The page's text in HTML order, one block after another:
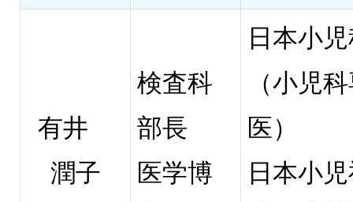
有井
潤子
検査科
部長
医学博
日本小
（小児
医）
日本小